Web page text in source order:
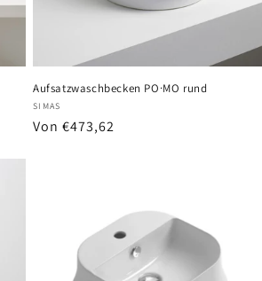
Aufsatzwaschbecken PO·MO rund
Anbieter:
SIMAS
Normaler
Von €473,62